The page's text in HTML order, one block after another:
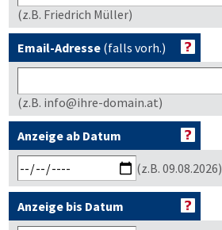
(z.B. Friedrich Müller)
Email-Adresse (falls vorh.)
(z.B. info@ihre-domain.at)
Anzeige ab Datum
(z.B. 09.08.2026)
Anzeige bis Datum